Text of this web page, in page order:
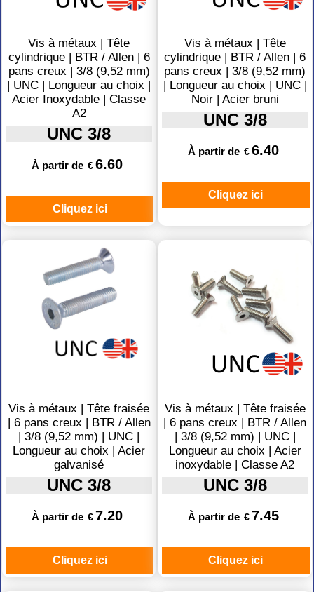
Vis à métaux | Tête
cylindrique | BTR / Allen | 6
pans creux | 3/8 (9,52 mm)
| UNC | Longueur au choix |
Acier Inoxydable | Classe
A2
UNC 3/8
À partir de € 6.60
Cliquez ici
Vis à métaux | Tête
cylindrique | BTR / Allen | 6
pans creux | 3/8 (9,52 mm)
| Longueur au choix | UNC |
Noir | Acier bruni
UNC 3/8
À partir de € 6.40
Cliquez ici
Vis à métaux | Tête fraisée
| 6 pans creux | BTR / Allen
| 3/8 (9,52 mm) | UNC |
Longueur au choix | Acier
galvanisé
UNC 3/8
À partir de € 7.20
Cliquez ici
Vis à métaux | Tête fraisée
| 6 pans creux | BTR / Allen
| 3/8 (9,52 mm) | UNC |
Longueur au choix | Acier
inoxydable | Classe A2
UNC 3/8
À partir de € 7.45
Cliquez ici